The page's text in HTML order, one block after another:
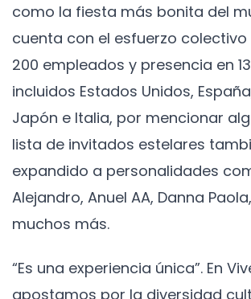
como la fiesta más bonita del
cuenta con el esfuerzo
200 empleados y presencia en
incluidos Estados Unidos,
Japón e Italia, por mencionar
lista de invitados estelares
expandido a personalidades
Alejandro, Anuel AA, Danna
muchos más.
“Es una experiencia única”. En
apostamos por la diversidad